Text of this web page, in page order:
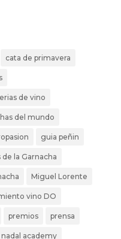
cata de primavera
de vino
del mundo
guia peñin
la Garnacha
Miguel Lorente
vino DO
premios prensa
nadal academy